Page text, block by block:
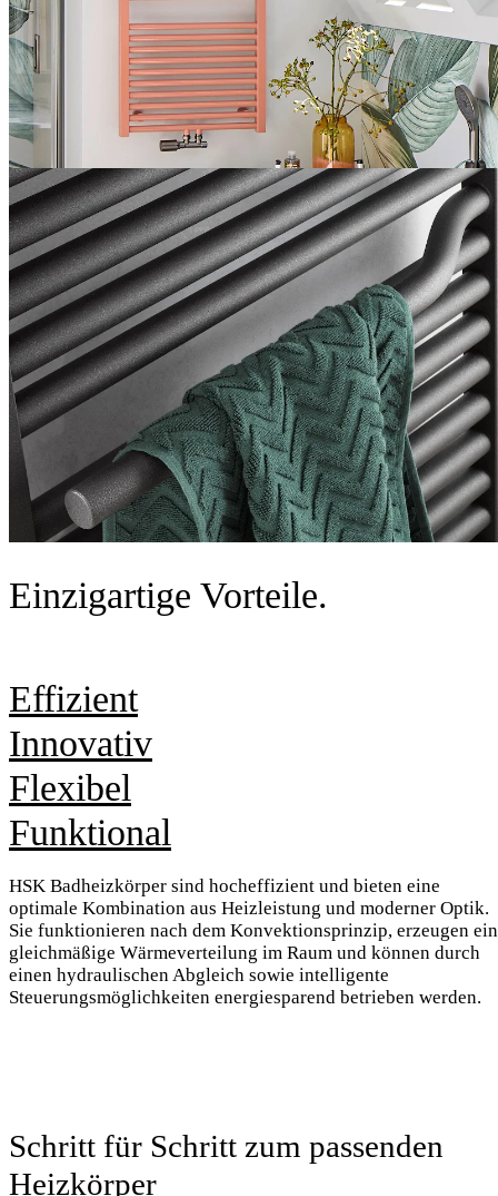
Einzigartige Vorteile.
Effizient
HSK Badheizkörper sind hocheffizient und bieten eine
optimale Kombination aus Heizleistung und moderner Optik.
Sie funktionieren nach dem Konvektionsprinzip, erzeugen
gleichmäßige Wärmeverteilung im Raum und können durch
einen hydraulischen Abgleich sowie intelligente
Steuerungsmöglichkeiten energiesparend betrieben werden.
Innovativ
Flexibel
Funktional
Schritt für Schritt zum passenden
Heizkörper